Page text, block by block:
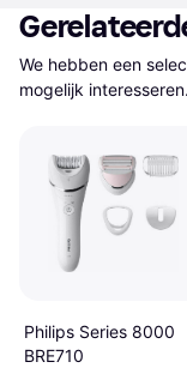
We hebben een
mogelijk interesseren.
Philips Series 8000
BRE710